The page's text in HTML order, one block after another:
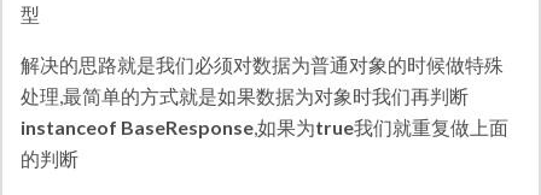
型
解决的思路就是我们必须对数据为普通对象的时候做特殊
处理,最简单的方式就是如果数据为对象时我们再判断
instanceof BaseResponse,如果为true我们就重复做上面
的判断